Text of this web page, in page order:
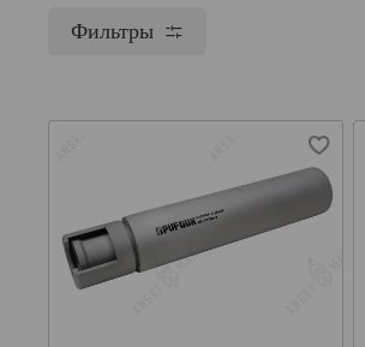
Фильтры